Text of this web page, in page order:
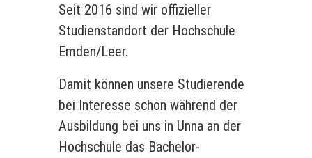
Seit 2016 sind wir offizieller
Studienstandort der Hochschule
Emden/Leer.
Damit können unsere Studierende
bei Interesse schon während der
Ausbildung bei uns in Unna an der
Hochschule das Bachelor-